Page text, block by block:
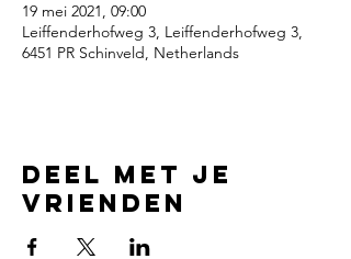
19 mei 2021, 09:00
Leiffenderhofweg 3, Leiffenderhofweg 3,
6451 PR Schinveld, Netherlands
Deel met je
vrienden